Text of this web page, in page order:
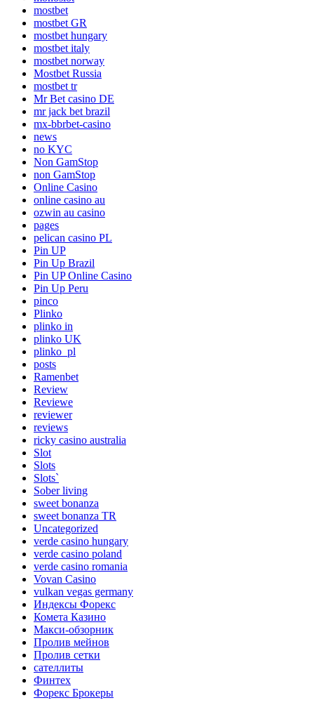
mostbet
mostbet GR
mostbet hungary
mostbet italy
mostbet norway
Mostbet Russia
mostbet tr
Mr Bet casino DE
mr jack bet brazil
mx-bbrbet-casino
news
no KYC
Non GamStop
non GamStop
Online Casino
online casino au
ozwin au casino
pages
pelican casino PL
Pin UP
Pin Up Brazil
Pin UP Online Casino
Pin Up Peru
pinco
Plinko
plinko in
plinko UK
plinko_pl
posts
Ramenbet
Review
Reviewe
reviewer
reviews
ricky casino australia
Slot
Slots
Slots`
Sober living
sweet bonanza
sweet bonanza TR
Uncategorized
verde casino hungary
verde casino poland
verde casino romania
Vovan Casino
vulkan vegas germany
Индексы Форекс
Комета Казино
Макси-обзорник
Пролив мейнов
Пролив сетки
сателлиты
Финтех
Форекс Брокеры